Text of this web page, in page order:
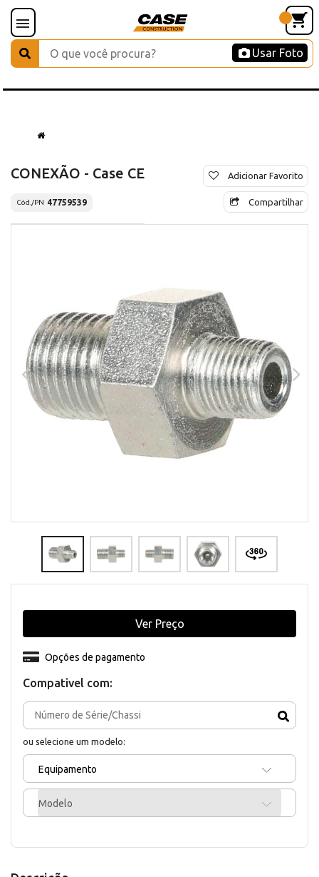
Usar Foto
CONEXÃO - Case CE
Cód./PN 47759539
Adicionar Favorito
Compartilhar
Compativel com:
ou selecione um modelo:
Equipamento
Modelo
Opções de pagamento
Ver Preço